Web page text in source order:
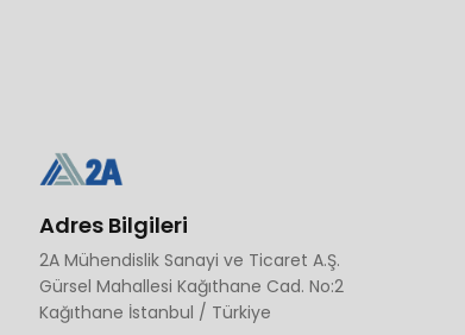
Adres Bilgileri
2A Mühendislik Sanayi ve Ticaret A.Ş.
Gürsel Mahallesi Kağıthane Cad. No:2
Kağıthane İstanbul / Türkiye